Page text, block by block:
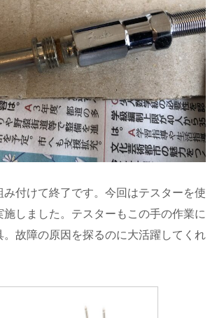
み付けて終了です。今回はテスターを使
施しました。テスターもこの手の作業に
。故障の原因を探るのに大活躍してくれ